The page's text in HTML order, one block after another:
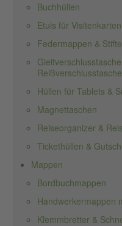
Buchhüllen
Etuis für
Federmappen &
Hüllen für Tablets &
Magnettaschen
Reiseorganizer &
Tickethüllen &
Mappen
Bordbuchmappen
Handwerkermappen
Klemmbretter &